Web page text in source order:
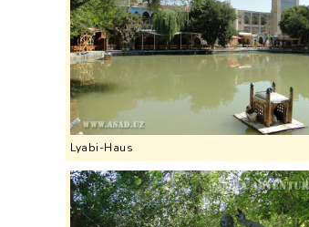
Lyabi-Haus